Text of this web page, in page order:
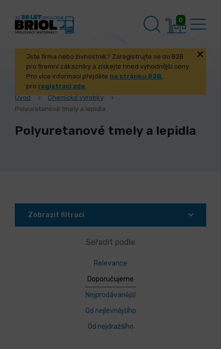
0
Jste firma nebo živnostník? Zaregistrujte se do B2B
pro firemní zákazníky a získejte hned výhodnější ceny.
Pro více informací přejděte na stránku B2B,
pro registraci zde.
Úvod
Chemické výrobky
Polyuretanové tmely a lepidla
Polyuretanové tmely a lepidla
Zobrazit filtraci
Seřadit podle
Relevance
Doporučujeme
Nejprodávanější
Od nejlevnějšího
Od nejdražšího